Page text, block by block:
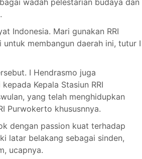
Indonesia. Mari gunakan RRI
untuk membangun daerah ini, tutur I
I Hendrasmo juga
Kepala Stasiun RRI
yang telah menghidupkan
Purwokerto khususnnya.
dengan passion kuat terhadap
latar belakang sebagai sinden,
ucapnya.